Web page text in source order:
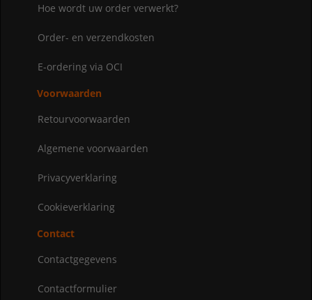
Hoe wordt uw order verwerkt?
Order- en verzendkosten
E-ordering via OCI
Voorwaarden
Retourvoorwaarden
Algemene voorwaarden
Privacyverklaring
Cookieverklaring
Contact
Contactgegevens
Contactformulier